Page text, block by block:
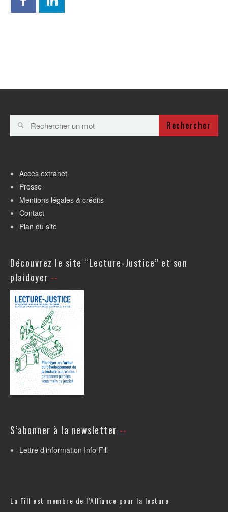
Rechercher
Accès extranet
Presse
Mentions légales & crédits
Contact
Plan du site
Découvrez le site “Lecture-Justice” et son
plaidoyer
S’abonner à la newsletter
Lettre d’information Info-Fill
La Fill est membre de l’Alliance pour la lecture